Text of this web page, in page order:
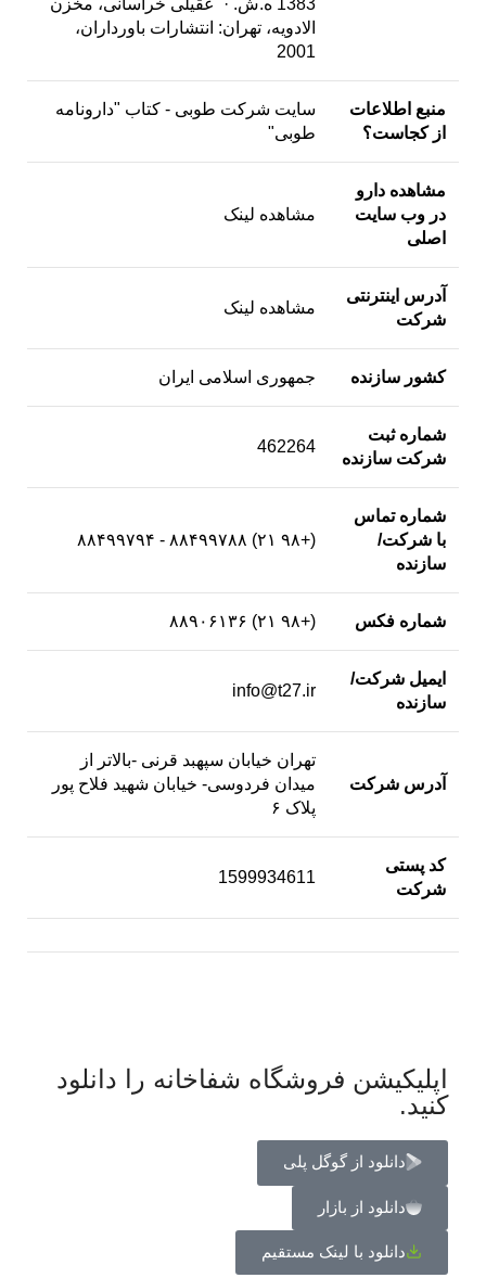
1383 ه.ش. · عقیلی خراسانی، مخزن
الادویه، تهران: انتشارات باورداران،
2001
منبع اطلاعات
از کجاست؟
سایت شرکت طوبی - کتاب "دارونامه
طوبی"
مشاهده دارو
در وب سایت
اصلی
مشاهده لینک
آدرس اینترنتی
شرکت
مشاهده لینک
کشور سازنده جمهوری اسلامی ایران
شماره ثبت
شرکت سازنده
462264
شماره تماس
با شرکت/
سازنده
(+۹۸ ۲۱) ۸۸۴۹۹۷۸۸ - ۸۸۴۹۹۷۹۴
شماره فکس (+۹۸ ۲۱) ۸۸۹۰۶۱۳۶
ایمیل شرکت/
سازنده
info@t27.ir
آدرس شرکت
تهران خیابان سپهبد قرنی -بالاتر از
میدان فردوسی- خیابان شهید فلاح پور
پلاک ۶
کد پستی
شرکت
1599934611
اپلیکیشن فروشگاه شفاخانه را دانلود
کنید.
دانلود از گوگل پلی
دانلود از بازار
دانلود با لینک مستقیم